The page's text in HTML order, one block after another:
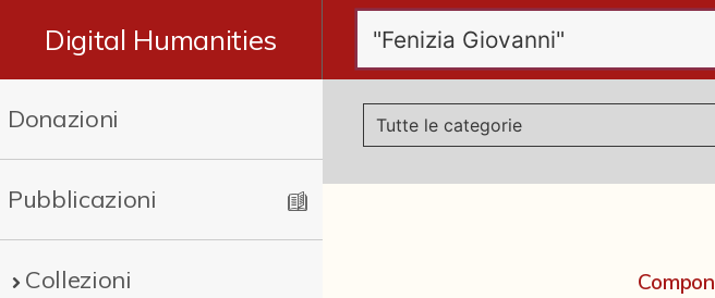
Digital Humanities
Donazioni
Pubblicazioni
Collezioni